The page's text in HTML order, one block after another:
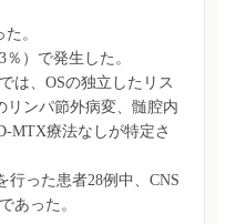
。
）で発生した。
は、OSの独立したリス
リンパ節外病変、髄腔内
MTX療法なしが特定さ
行った患者28例中、CNS